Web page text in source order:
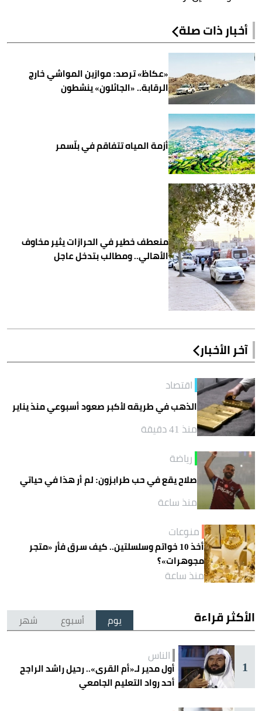
أخبار ذات صلة
«عكاظ» ترصد: موازين المواشي خارج
الرقابة.. «الجائلون» ينشطون
أزمة المياه تتفاقم في بلّسمر
منعطف خطير في الحرازات يثير مخاوف
الأهالي.. ومطالب بتدخل عاجل
آخر الأخبار
اقتصاد
الذهب في طريقه لأكبر صعود أسبوعي منذ يناير
منذ 41 دقيقة
رياضة
صلاح يقع في حب طرابزون: لم أر هذا في حياتي
منذ ساعة
منوعات
أخذ 10 خواتم وسلسلتين.. كيف سرق فأر «متجر
مجوهرات»؟
منذ ساعة
الأكثر قراءة يوم أسبوع شهر
1
الناس
أول مدير لـ«أم القرى».. رحيل راشد الراجح
أحد رواد التعليم الجامعي